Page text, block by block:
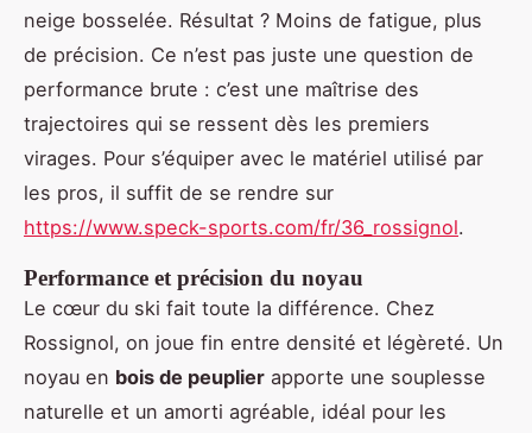
neige bosselée. Résultat ? Moins de fatigue, plus
de précision. Ce n’est pas juste une question de
performance brute : c’est une maîtrise des
trajectoires qui se ressent dès les premiers
virages. Pour s’équiper avec le matériel utilisé par
les pros, il suffit de se rendre sur
https://www.speck-sports.com/fr/36_rossignol.
Performance et précision du noyau
Le cœur du ski fait toute la différence. Chez
Rossignol, on joue fin entre densité et légèreté. Un
noyau en bois de peuplier apporte une souplesse
naturelle et un amorti agréable, idéal pour les